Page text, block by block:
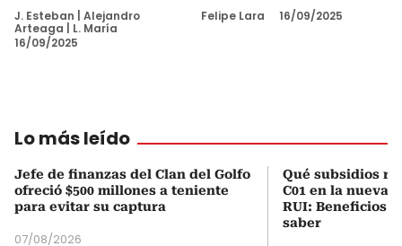
J. Esteban
Alejandro
Arteaga
L. María
16/09/2025
Felipe Lara 16/09/2025
Lo más leído
Jefe de finanzas del Clan del Golfo
ofreció $500 millones a teniente
para evitar su captura
07/08/2026
Qué subsidios
C01 en la nueva
RUI: Beneficios
saber